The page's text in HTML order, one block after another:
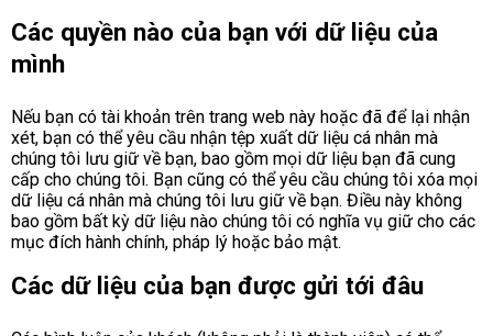
Các quyền nào của bạn với dữ liệu của
mình
Nếu bạn có tài khoản trên trang web này hoặc đã để lại nhận
xét, bạn có thể yêu cầu nhận tệp xuất dữ liệu cá nhân mà
chúng tôi lưu giữ về bạn, bao gồm mọi dữ liệu bạn đã cung
cấp cho chúng tôi. Bạn cũng có thể yêu cầu chúng tôi xóa mọi
dữ liệu cá nhân mà chúng tôi lưu giữ về bạn. Điều này không
bao gồm bất kỳ dữ liệu nào chúng tôi có nghĩa vụ giữ cho các
mục đích hành chính, pháp lý hoặc bảo mật.
Các dữ liệu của bạn được gửi tới đâu